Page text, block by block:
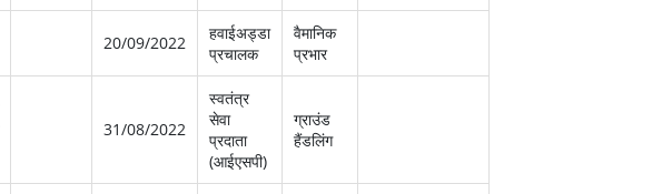
20/09/2022
हवाईअड्डा
प्रचालक
वैमानिक
प्रभार
31/08/2022
स्‍वतंत्र
सेवा
प्रदाता
(आईएसपी)
ग्राउंड
हैंडलिंग